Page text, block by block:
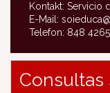
Kontakt: Servicio
E-Mail:
Telefon: 848
Consultas